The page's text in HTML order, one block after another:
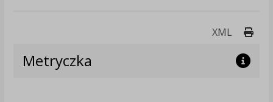
XML
Metryczka